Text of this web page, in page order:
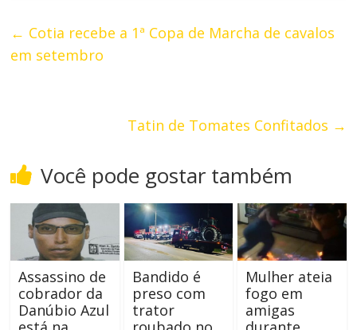
← Cotia recebe a 1ª Copa de Marcha de cavalos
em setembro
Tatin de Tomates Confitados →
Você pode gostar também
Assassino de
cobrador da
Danúbio Azul
Bandido é
preso com
trator
Mulher ateia
fogo em
amigas